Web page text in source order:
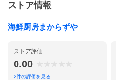
ストア情報
海鮮厨房まからずや
ストア評価
0.00
2件の評価を見る